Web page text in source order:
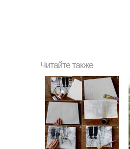
Читайте также